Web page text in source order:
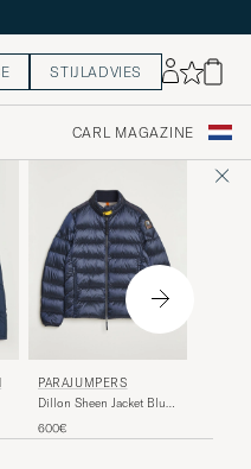
STIJLADVIES
CARL MAGAZINE
PARAJUMPERS
Dillon Sheen Jacket Blue
600€